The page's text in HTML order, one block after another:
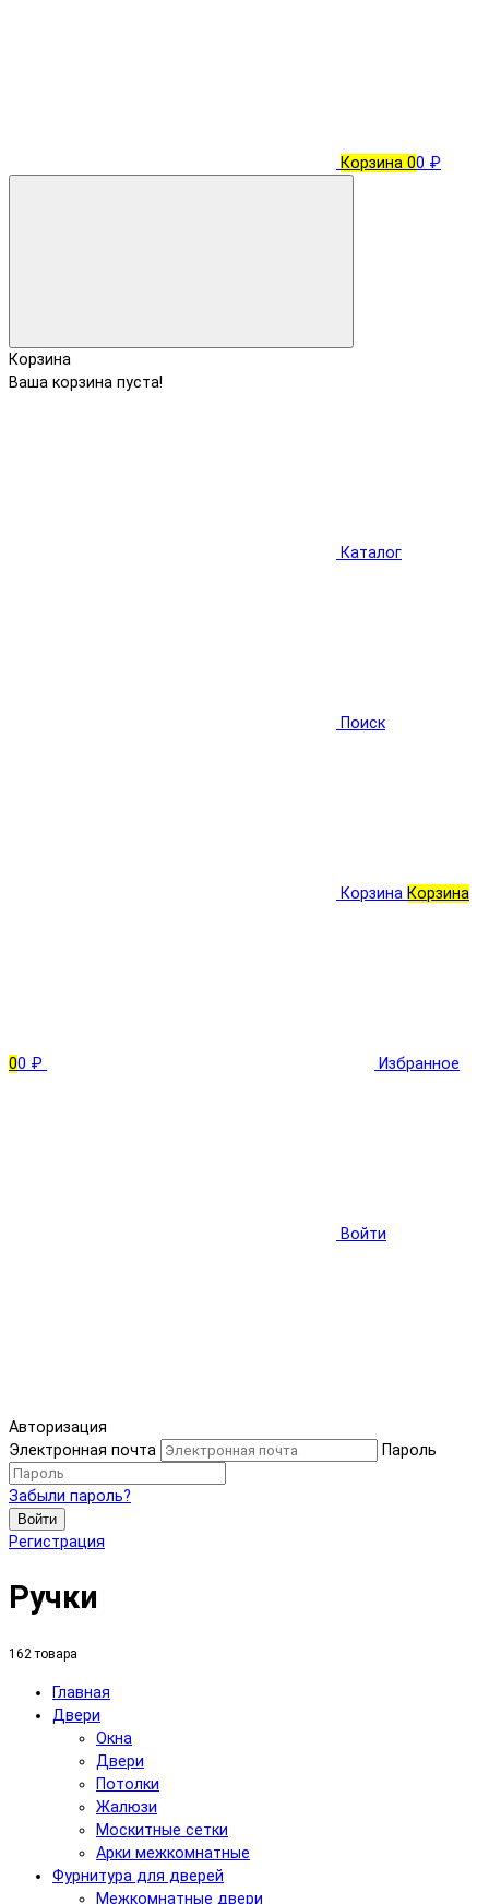
Корзина 00 ₽
Корзина
Ваша корзина пуста!
Каталог
Поиск
Корзина Корзина
00 ₽ Избранное
Войти
Авторизация
Электронная почта
Пароль
Забыли пароль?
Войти
Регистрация
Ручки
162 товара
Главная
Двери
Окна
Двери
Потолки
Жалюзи
Москитные сетки
Арки межкомнатные
Фурнитура для дверей
Межкомнатные двери